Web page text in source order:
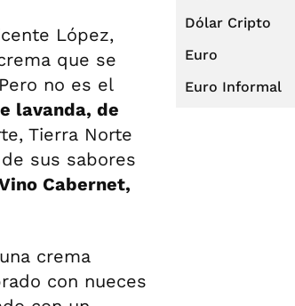
López,
que se
no es el
lavanda, de
Tierra Norte
sus sabores
Cabernet,
crema
con nueces
Dólar Cripto
Euro
Euro Informal